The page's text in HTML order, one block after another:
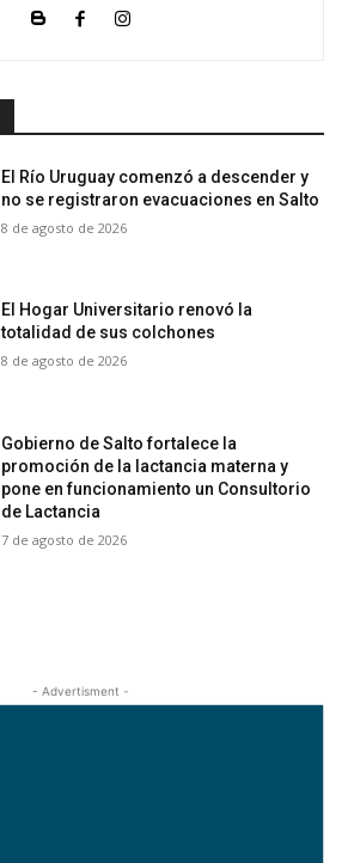
El Río Uruguay comenzó a descender y
no se registraron evacuaciones en Salto
8 de agosto de 2026
El Hogar Universitario renovó la
totalidad de sus colchones
8 de agosto de 2026
Gobierno de Salto fortalece la
promoción de la lactancia materna y
pone en funcionamiento un Consultorio
de Lactancia
7 de agosto de 2026
- Advertisment -